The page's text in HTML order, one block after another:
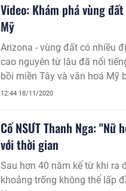
Video: Khám phá vùng
Mỹ
Arizona - vùng đất có nhiều
cao nguyên từ lâu đã nổi
bồi miền Tây và văn hoá Mỹ
12:44 18/11/2020
Cố NSƯT Thanh Nga: "Nữ
với thời gian
Sau hơn 40 năm kể từ khi ra
khoảng trống không thể lấp